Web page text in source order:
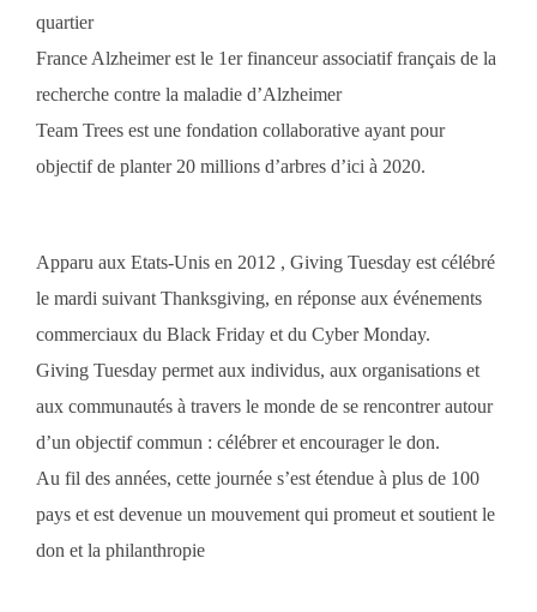
quartier
France Alzheimer est le 1er financeur associatif français de la
recherche contre la maladie d’Alzheimer
Team Trees est une fondation collaborative ayant pour
objectif de planter 20 millions d’arbres d’ici à 2020.
Apparu aux Etats-Unis en 2012 , Giving Tuesday est célébré
le mardi suivant Thanksgiving, en réponse aux événements
commerciaux du Black Friday et du Cyber Monday.
Giving Tuesday permet aux individus, aux organisations et
aux communautés à travers le monde de se rencontrer autour
d’un objectif commun : célébrer et encourager le don.
Au fil des années, cette journée s’est étendue à plus de 100
pays et est devenue un mouvement qui promeut et soutient le
don et la philanthropie